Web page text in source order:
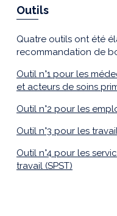
Outils
Quatre outils ont été
recommandation de
Outil n°1 pour les
et acteurs de soins
Outil n°2 pour les
Outil n°3 pour les
Outil n°4 pour les
travail (SPST)